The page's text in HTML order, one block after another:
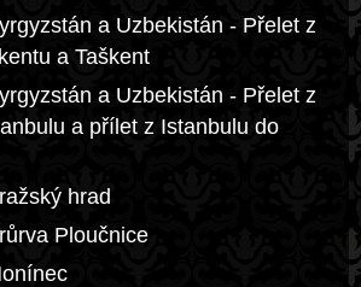
a Uzbekistán - Přelet z
a Taškent
a Uzbekistán - Přelet z
a přílet z Istanbulu do
hrad
Ploučnice